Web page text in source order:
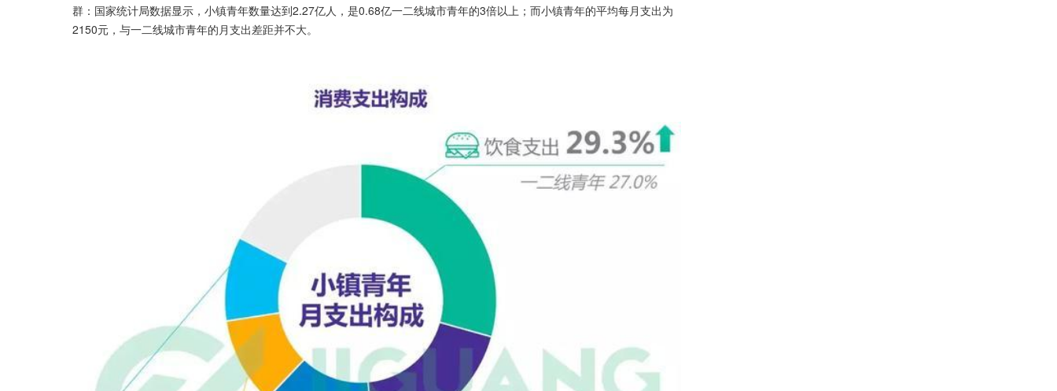
群：国家统计局数据显示，小镇青年数量达到2.27亿人，是0.68亿一二线城市青年的3倍以上；而小镇青年的平均每月支出为
2150元，与一二线城市青年的月支出差距并不大。